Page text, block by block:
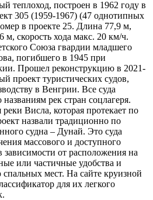
теплоход, построен в 1962 году в
305 (1959-1967) (47 однотипных
в проекте 25. Длина 77,9 м,
скорость хода макс. 20 км/ч.
Союза гвардии младшего
погибшего в 1945 при
Прошел реконструкцию в 2021-
проект туристических судов,
в Венгрии. Все суда
рек стран соцлагеря.
Висла, которая протекает по
назвали традиционно по
судна – Дунай. Это суда
массового и доступного
от расположения на
или частичные удобства и
мест. На сайте круизной
для их легкого